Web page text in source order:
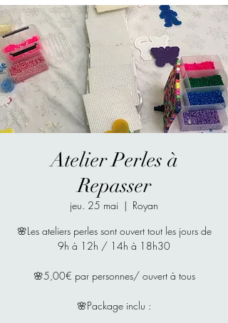
Atelier Perles à
Repasser
jeu. 25 mai
  |
Royan
🌸Les ateliers perles sont ouvert tout les jours de
9h à 12h / 14h à 18h30
🌸5,00€ par personnes/ ouvert à tous
🌸Package inclu :